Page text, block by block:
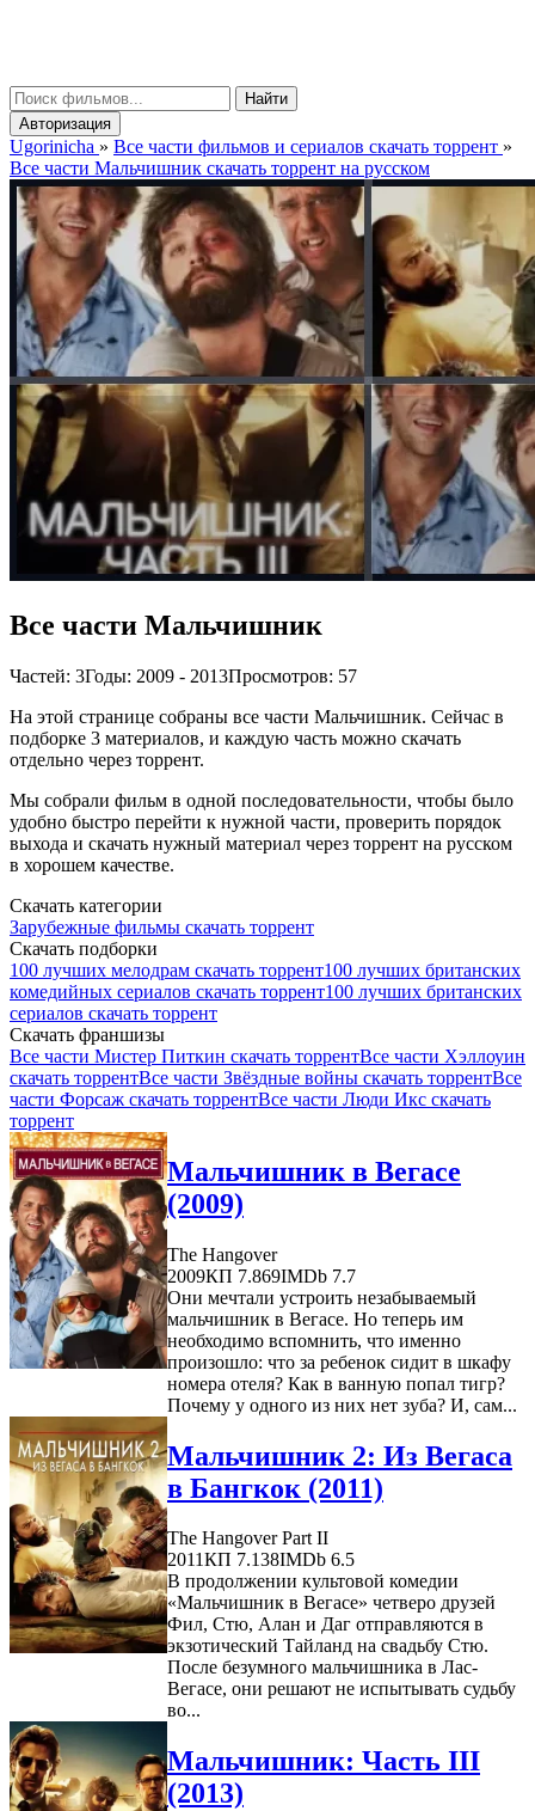
Найти
Авторизация
Ugorinicha » Все части фильмов и сериалов скачать торрент »
Все части Мальчишник скачать торрент на русском
Все части Мальчишник
Частей: 3Годы: 2009 - 2013Просмотров: 57
На этой странице собраны все части Мальчишник. Сейчас в
подборке 3 материалов, и каждую часть можно скачать
отдельно через торрент.
Мы собрали фильм в одной последовательности, чтобы было
удобно быстро перейти к нужной части, проверить порядок
выхода и скачать нужный материал через торрент на русском
в хорошем качестве.
Скачать категории
Зарубежные фильмы скачать торрент
Скачать подборки
100 лучших мелодрам скачать торрент100 лучших британских
комедийных сериалов скачать торрент100 лучших британских
сериалов скачать торрент
Скачать франшизы
Все части Мистер Питкин скачать торрентВсе части Хэллоуин
скачать торрентВсе части Звёздные войны скачать торрентВсе
части Форсаж скачать торрентВсе части Люди Икс скачать
торрент
Мальчишник в Вегасе
(2009)
The Hangover
2009КП 7.869IMDb 7.7
Они мечтали устроить незабываемый
мальчишник в Вегасе. Но теперь им
необходимо вспомнить, что именно
произошло: что за ребенок сидит в шкафу
номера отеля? Как в ванную попал тигр?
Почему у одного из них нет зуба? И, сам...
Мальчишник 2: Из Вегаса
в Бангкок (2011)
The Hangover Part II
2011КП 7.138IMDb 6.5
В продолжении культовой комедии
«Мальчишник в Вегасе» четверо друзей
Фил, Стю, Алан и Даг отправляются в
экзотический Тайланд на свадьбу Стю.
После безумного мальчишника в Лас-
Вегасе, они решают не испытывать судьбу
во...
Мальчишник: Часть III
(2013)